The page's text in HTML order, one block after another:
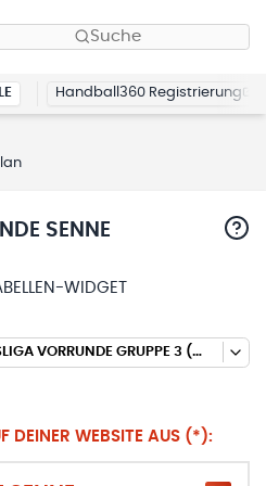
Suche
Handball360 Registrierung
SENNE
WIDGET
WEIBLICHE D-JUGEND KREISLIGA VORRUNDE GRUPPE 3 (HALLENRUNDE 2025/2026)
DEINER WEBSITE AUS (*):